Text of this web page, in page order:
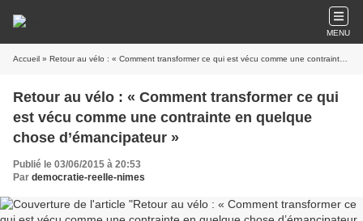
MENU
Accueil » Retour au vélo : « Comment transformer ce qui est vécu comme une contrainte en quelque chose d’émancipateur »
Retour au vélo : « Comment transformer ce qui
est vécu comme une contrainte en quelque
chose d’émancipateur »
Publié le 03/06/2015 à 20:53
Par democratie-reelle-nimes